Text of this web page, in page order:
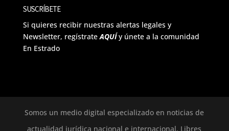
SUSCRÍBETE
Si quieres recibir nuestras alertas legales y
Newsletter, regístrateAQUÍ y únete a la comunidad
En Estrado
Somos un medio digital especializado en noticias de
actualidad jurídica nacional e internacional. Libres